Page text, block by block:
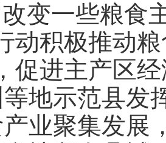
变一些粮食
动积极推动
促进主产区
地示范县发
业聚集发展